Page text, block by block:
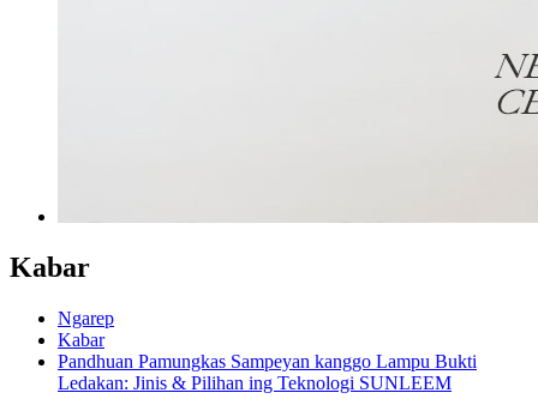
Kabar
Ngarep
Kabar
Pandhuan Pamungkas Sampeyan kanggo Lampu Bukti
Ledakan: Jinis & Pilihan ing Teknologi SUNLEEM